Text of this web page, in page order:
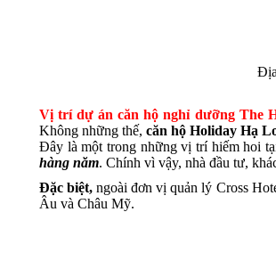
Vị trí dự án căn hộ nghỉ dưỡng The
Không những thế, căn hộ Holiday Hạ
Đây là một trong những vị trí hiếm hoi
hàng năm. Chính vì vậy, nhà đầu tư,
Đặc biệt, ngoài đơn vị quản lý Cross
Âu và Châu Mỹ.